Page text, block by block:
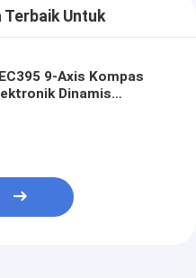
Terbaik Untuk
9-Axis Kompas
Dinamis